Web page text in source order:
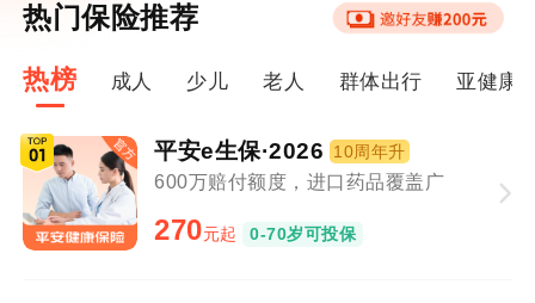
热门保险推荐
热榜 成人 少儿 老人 群体出行 亚健康
平安e生保·2026 10周年升
600万赔付额度，进口药品覆盖广
270元起 0-70岁可投保